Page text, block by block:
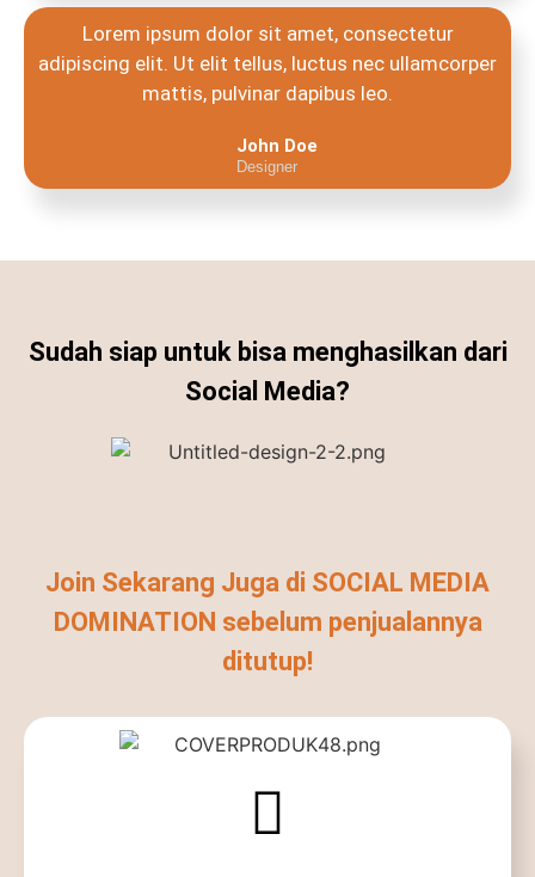
Lorem ipsum dolor sit amet, consectetur
adipiscing elit. Ut elit tellus, luctus nec ullamcorper
mattis, pulvinar dapibus leo.
John Doe
Designer
Sudah siap untuk bisa menghasilkan dari
Social Media?
Join Sekarang Juga di SOCIAL MEDIA
DOMINATION sebelum penjualannya
ditutup!